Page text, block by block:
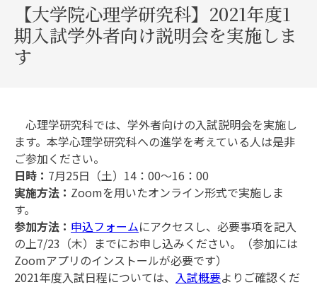
【大学院心理学研究科】2021年度1
期入試学外者向け説明会を実施しま
す
心理学研究科では、学外者向けの入試説明会を実施し
ます。本学心理学研究科への進学を考えている人は是非
ご参加ください。
日時： 7月25日（土）14：00～16：00
実施方法： Zoomを用いたオンライン形式で実施しま
す。
参加方法： 申込フォームにアクセスし、必要事項を記入
の上7/23（木）までにお申し込みください。（参加には
Zoomアプリのインストールが必要です）
2021年度入試日程については、 入試概要よりご確認くだ